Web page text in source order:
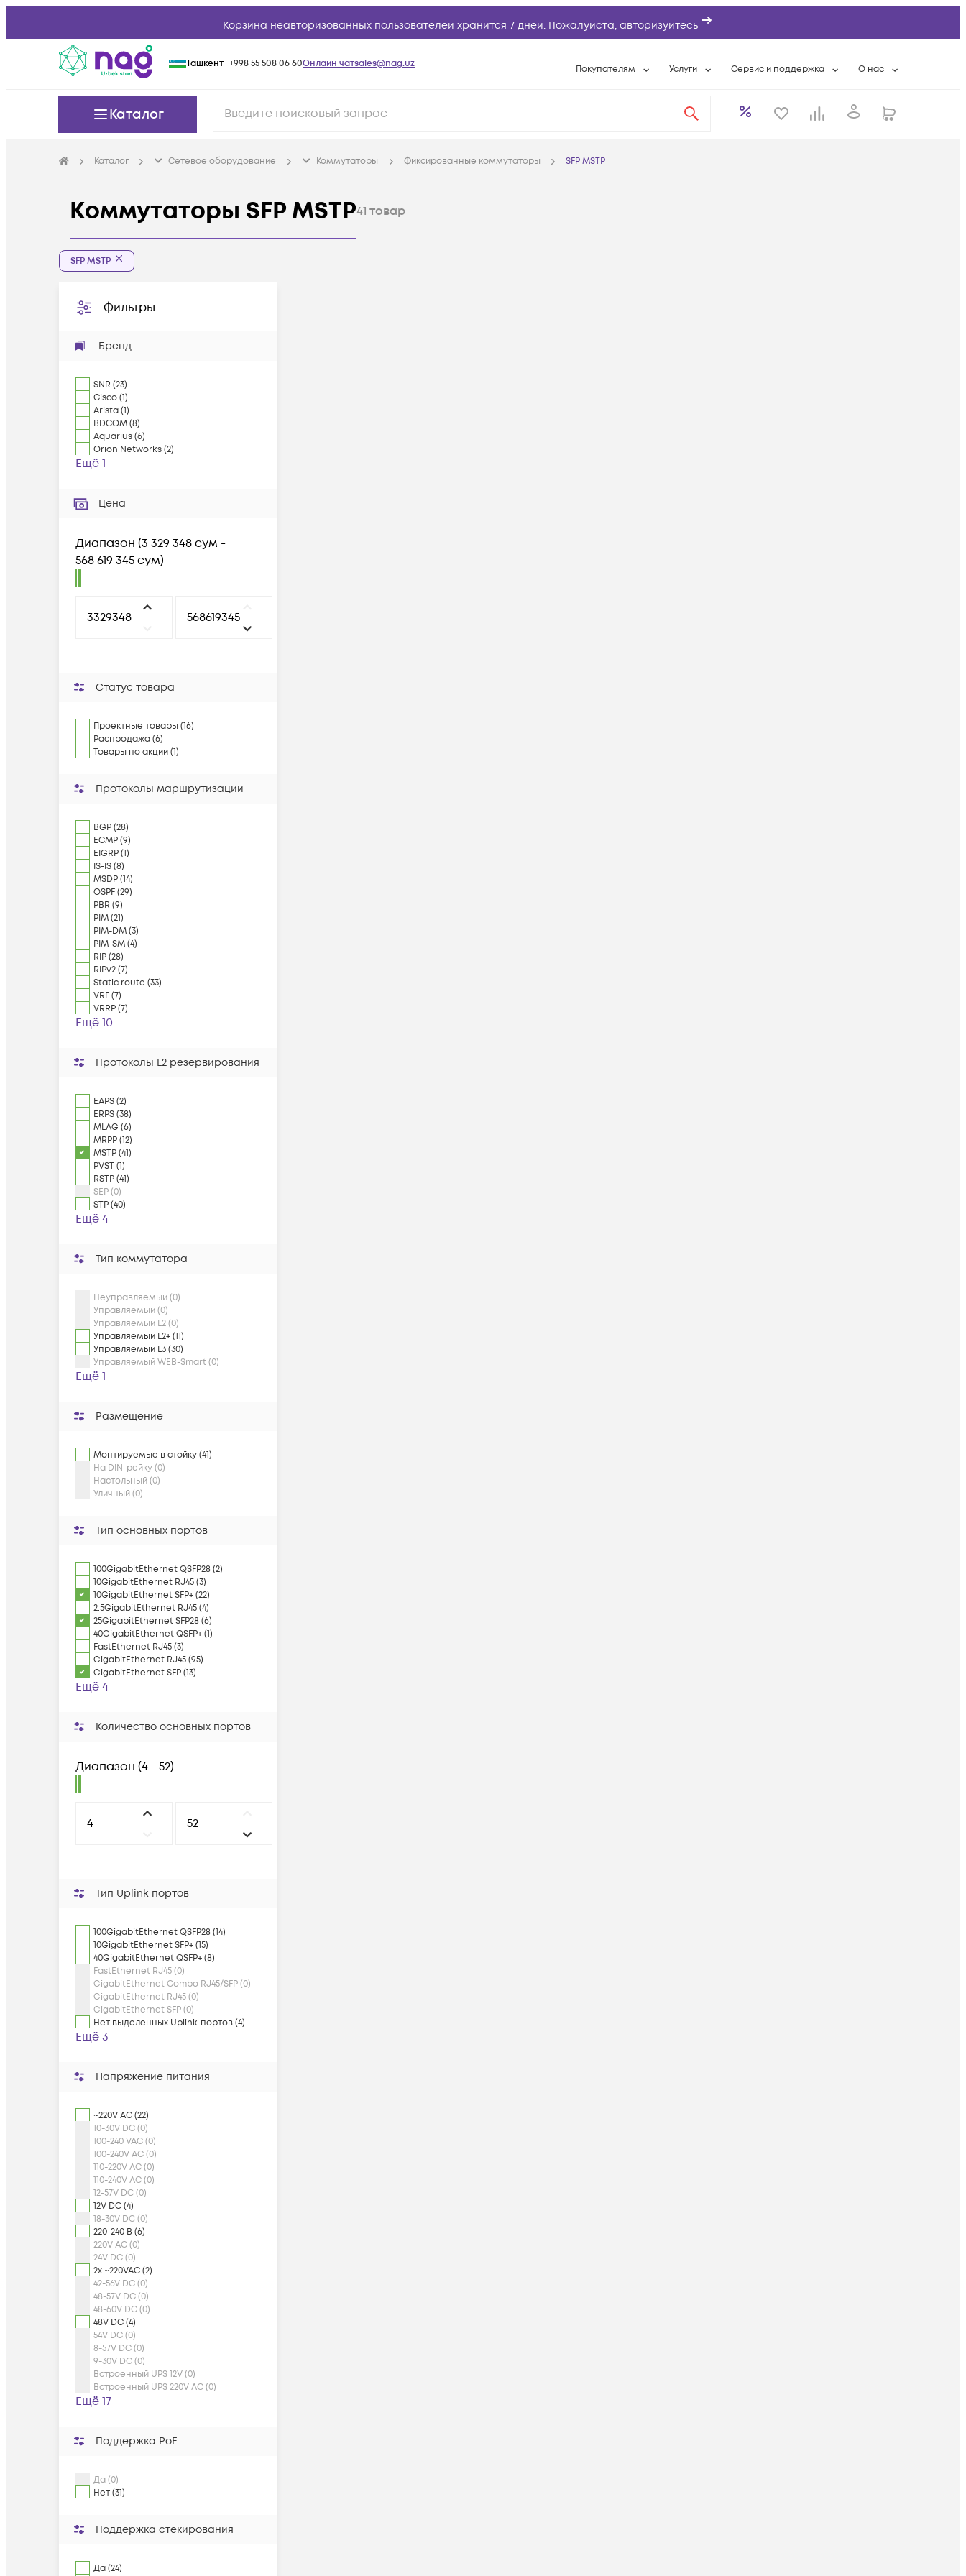
Корзина неавторизованных пользователей хранится 7 дней. Пожалуйста, авторизуйтесь
Ташкент +998 55 508 06 60Онлайн чатsales@nag.uz Покупателям Услуги
Расширенная гарантия
Сервис и поддержка
Разовые выездные работы
О нас
Контактная
Каталог
Каталог Сетевое оборудование Коммутаторы Фиксированные коммутаторы SFP MSTP
Коммутаторы SFP MSTP41 товар
Фильтры
Бренд
SNR (23)
Cisco(1)
Arista(1)
BDCOM(8)
Aquarius(6)
Orion Networks(2)
Ещё 1
Цена
Диапазон (3 329 348 сум -
568 619 345 сум)
Статус товара
Проектные товары (16)
Распродажа (6)
Товары по акции (1)
Протоколы маршрутизации
BGP (28)
ECMP (9)
EIGRP (1)
IS-IS (8)
MSDP (14)
OSPF (29)
PBR (9)
PIM (21)
PIM-DM (3)
PIM-SM (4)
RIP (28)
RIPv2 (7)
Static route (33)
VRF (7)
VRRP (7)
Ещё 10
Протоколы L2 резервирования
EAPS (2)
ERPS (38)
MLAG (6)
MRPP (12)
MSTP (41)
PVST (1)
RSTP (41)
SEP (0)
STP (40)
Ещё 4
Тип коммутатора
Неуправляемый (0)
Управляемый (0)
Управляемый L2 (0)
Управляемый L2+ (11)
Управляемый L3 (30)
Управляемый WEB-Smart (0)
Ещё 1
Размещение
Монтируемые в стойку (41)
На DIN-рейку (0)
Настольный (0)
Уличный (0)
Тип основных портов
100GigabitEthernet QSFP28 (2)
10GigabitEthernet RJ45 (3)
10GigabitEthernet SFP+ (22)
2.5GigabitEthernet RJ45 (4)
25GigabitEthernet SFP28 (6)
40GigabitEthernet QSFP+ (1)
FastEthernet RJ45 (3)
GigabitEthernet RJ45 (95)
GigabitEthernet SFP (13)
Ещё 4
Количество основных портов
Диапазон (4 - 52)
Тип Uplink портов
100GigabitEthernet QSFP28 (14)
10GigabitEthernet SFP+ (15)
40GigabitEthernet QSFP+ (8)
FastEthernet RJ45 (0)
GigabitEthernet Combo RJ45/SFP (0)
GigabitEthernet RJ45 (0)
GigabitEthernet SFP (0)
Нет выделенных Uplink-портов (4)
Ещё 3
Напряжение питания
~220V AC (22)
10-30V DC (0)
100-240 VAC (0)
100-240V AC (0)
110-220V AC (0)
110-240V AC (0)
12-57V DC (0)
12V DC (4)
18-30V DC (0)
220-240 В (6)
220V AC (0)
24V DC (0)
2x ~220VAC (2)
42-56V DC (0)
48-57V DC (0)
48-60V DC (0)
48V DC (4)
54V DC (0)
8-57V DC (0)
9-30V DC (0)
Встроенный UPS 12V (0)
Встроенный UPS 220V AC (0)
Ещё 17
Поддержка PoE
Да (0)
Нет (31)
Поддержка стекирования
Да (24)
SFP MSTP